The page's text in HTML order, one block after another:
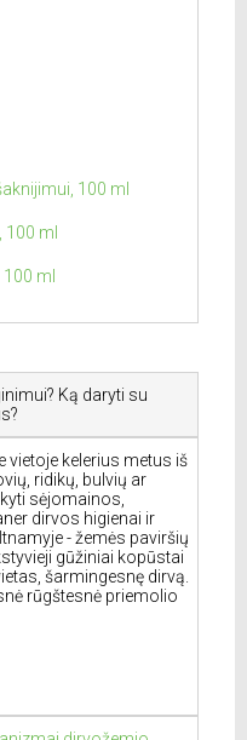
100 ml
ml
ml
Ką daryti su
vietoje kelerius metus iš
ridikų, bulvių ar
sėjomainos,
dirvos higienai ir
- žemės paviršių
gūžiniai kopūstai
šarmingesnę dirvą.
rūgštesnė priemolio